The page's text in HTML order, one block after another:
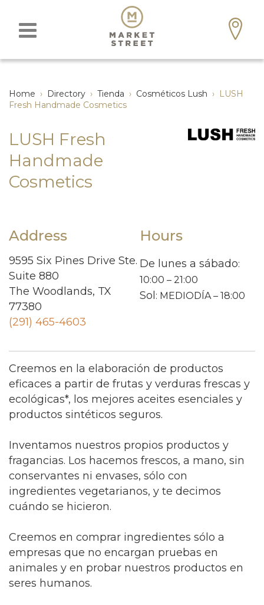
Home › Directory › Tienda › Cosméticos Lush › LUSH
Fresh Handmade Cosmetics
LUSH Fresh
Handmade
Cosmetics
Address
9595 Six Pines Drive Ste.
Suite 880
The Woodlands, TX
77380
(291) 465-4603
Hours
De lunes a sábado:
10:00 – 21:00
Sol : MEDIODÍA – 18:00
Creemos en la elaboración de productos
eficaces a partir de frutas y verduras frescas y
ecológicas*, los mejores aceites esenciales y
productos sintéticos seguros.
Inventamos nuestros propios productos y
fragancias. Los hacemos frescos, a mano, sin
conservantes ni envases, sólo con
ingredientes vegetarianos, y te decimos
cuándo se hicieron.
Creemos en comprar ingredientes sólo a
empresas que no encargan pruebas en
animales y en probar nuestros productos en
seres humanos.